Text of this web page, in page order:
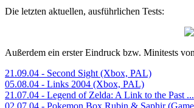
Die letzten aktuellen, ausführlichen Tests:
Außerdem ein erster Eindruck bzw. Minitests
21.09.04 - Second Sight (Xbox, PAL)
05.08.04 - Links 2004 (Xbox, PAL)
21.07.04 - Legend of Zelda: A Link to the Past
02.07.04 - Pokemon Box Rubin & Saphir